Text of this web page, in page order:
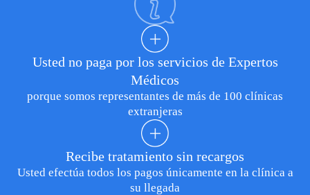
Usted no paga por los servicios de Expertos
Médicos
porque somos representantes de más de 100 clínicas
extranjeras
Recibe tratamiento sin recargos
Usted efectúa todos los pagos únicamente en la clínica a
su llegada